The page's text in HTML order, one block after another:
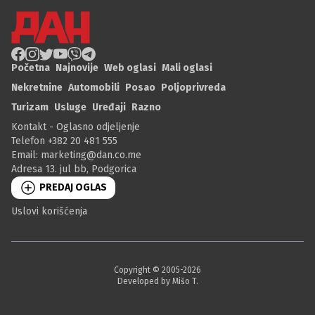
Početna Najnovije Web oglasi Mali oglasi
Nekretnine Automobili Posao Poljoprivreda
Turizam Usluge Uređaji Razno
Kontakt - Oglasno odjeljenje
Telefon +382 20 481 555
Email: marketing@dan.co.me
Adresa 13. jul bb, Podgorica
PREDAJ OGLAS
Uslovi korišćenja
Copyright © 2005-2026
Developed by Mišo T.